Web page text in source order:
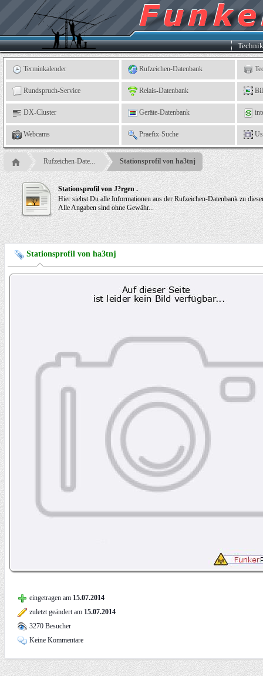
Kleingartenverein
e.
V.,
Leinefelde
Terminkalender Rufzeichen-Datenbank
Rundspruch-Service Relais-Datenbank
DX-Cluster Geräte-Datenbank
Webcams Praefix-Suche
Rufzeichen-Date... Stationsprofil von ha3tnj
Stationsprofil von J?rgen .
Hier siehst Du alle Informationen aus der Rufzeichen-Datenbank zu
Alle Angaben sind ohne Gewähr...
Stationsprofil von ha3tnj
eingetragen am 15.07.2014
zuletzt geändert am 15.07.2014
3270 Besucher
Keine Kommentare